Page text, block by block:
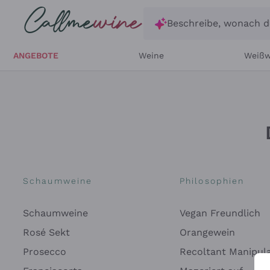
Zum Hauptinhalt springen
Beschreibe, wonach
ANGEBOTE Weine
Schaumweine
Schaumweine
Rosé Sekt
Prosecco
Philosophien
Vegan Freundlich
Orangewein
Recoltant